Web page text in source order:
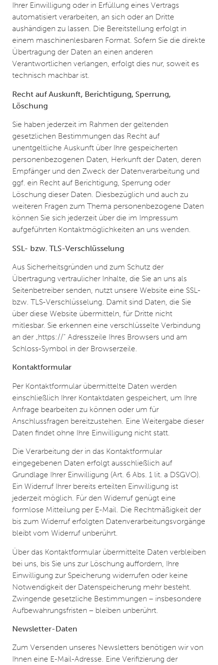
Ihrer Einwilligung oder in Erfüllung eines Vertrags
automatisiert verarbeiten, an sich oder an Dritte
aushändigen zu lassen. Die Bereitstellung erfolgt in
einem maschinenlesbaren Format. Sofern Sie die direkte
Übertragung der Daten an einen anderen
Verantwortlichen verlangen, erfolgt dies nur, soweit es
technisch machbar ist.
Recht auf Auskunft, Berichtigung, Sperrung,
Löschung
Sie haben jederzeit im Rahmen der geltenden
gesetzlichen Bestimmungen das Recht auf
unentgeltliche Auskunft über Ihre gespeicherten
personenbezogenen Daten, Herkunft der Daten, deren
Empfänger und den Zweck der Datenverarbeitung und
ggf. ein Recht auf Berichtigung, Sperrung oder
Löschung dieser Daten. Diesbezüglich und auch zu
weiteren Fragen zum Thema personenbezogene Daten
können Sie sich jederzeit über die im Impressum
aufgeführten Kontaktmöglichkeiten an uns wenden.
SSL- bzw. TLS-Verschlüsselung
Aus Sicherheitsgründen und zum Schutz der
Übertragung vertraulicher Inhalte, die Sie an uns als
Seitenbetreiber senden, nutzt unsere Website eine SSL-
bzw. TLS-Verschlüsselung. Damit sind Daten, die Sie
über diese Website übermitteln, für Dritte nicht
mitlesbar. Sie erkennen eine verschlüsselte Verbindung
an der „https://“ Adresszeile Ihres Browsers und am
Schloss-Symbol in der Browserzeile.
Kontaktformular
Per Kontaktformular übermittelte Daten werden
einschließlich Ihrer Kontaktdaten gespeichert, um Ihre
Anfrage bearbeiten zu können oder um für
Anschlussfragen bereitzustehen. Eine Weitergabe dieser
Daten findet ohne Ihre Einwilligung nicht statt.
Die Verarbeitung der in das Kontaktformular
eingegebenen Daten erfolgt ausschließlich auf
Grundlage Ihrer Einwilligung (Art. 6 Abs. 1 lit. a DSGVO).
Ein Widerruf Ihrer bereits erteilten Einwilligung ist
jederzeit möglich. Für den Widerruf genügt eine
formlose Mitteilung per E-Mail. Die Rechtmäßigkeit der
bis zum Widerruf erfolgten Datenverarbeitungsvorgänge
bleibt vom Widerruf unberührt.
Über das Kontaktformular übermittelte Daten verbleiben
bei uns, bis Sie uns zur Löschung auffordern, Ihre
Einwilligung zur Speicherung widerrufen oder keine
Notwendigkeit der Datenspeicherung mehr besteht.
Zwingende gesetzliche Bestimmungen – insbesondere
Aufbewahrungsfristen – bleiben unberührt.
Newsletter-Daten
Zum Versenden unseres Newsletters benötigen wir von
Ihnen eine E-Mail-Adresse. Eine Verifizierung der